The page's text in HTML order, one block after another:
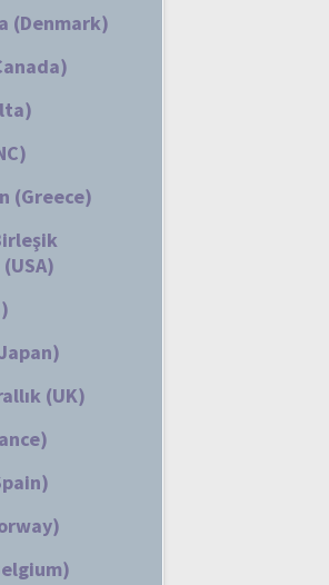
(Denmark)
(Greece)
(UK)